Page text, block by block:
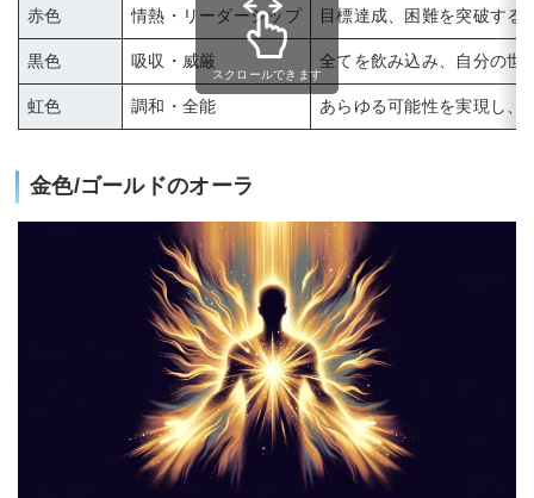
赤色 情熱・リーダーシップ 目標達成、困難を突破する
黒色 吸収・威厳 全てを飲み込み、自分の世
虹色 調和・全能 あらゆる可能性を実現し、
スクロールできます
金色/ゴールドのオーラ